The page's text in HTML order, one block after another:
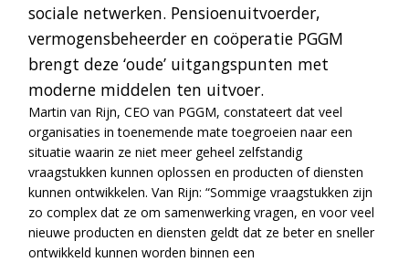
sociale netwerken. Pensioenuitvoerder,
vermogensbeheerder en coöperatie PGGM
brengt deze ‘oude’ uitgangspunten met
moderne middelen ten uitvoer.
Martin van Rijn, CEO van PGGM, constateert dat veel
organisaties in toenemende mate toegroeien naar een
situatie waarin ze niet meer geheel zelfstandig
vraagstukken kunnen oplossen en producten of diensten
kunnen ontwikkelen. Van Rijn: “Sommige vraagstukken zijn
zo complex dat ze om samenwerking vragen, en voor veel
nieuwe producten en diensten geldt dat ze beter en sneller
ontwikkeld kunnen worden binnen een